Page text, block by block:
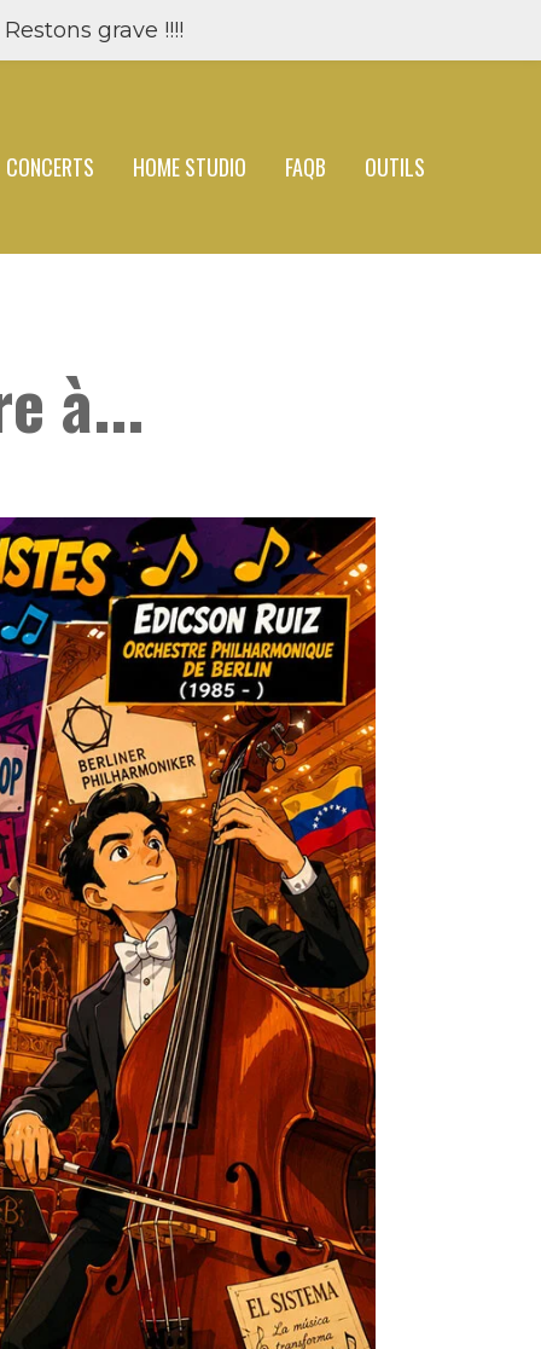
grave !!!!
CONCERTS HOME STUDIO FAQB OUTILS
à...